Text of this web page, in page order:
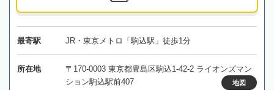
最寄駅 JR・東京メトロ「駒込駅」徒歩1分
所在地
〒170-0003 東京都豊島区駒込1-42-2 ライオンズマン
ション駒込駅前407
地図